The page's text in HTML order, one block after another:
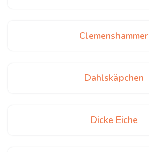
Clemenshammer
Dahlskäpchen
Dicke Eiche